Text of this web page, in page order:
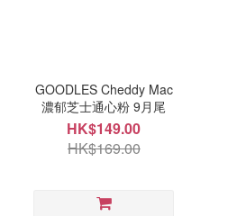
GOODLES Cheddy Mac
濃郁芝士通心粉 9月尾
HK$149.00
HK$169.00